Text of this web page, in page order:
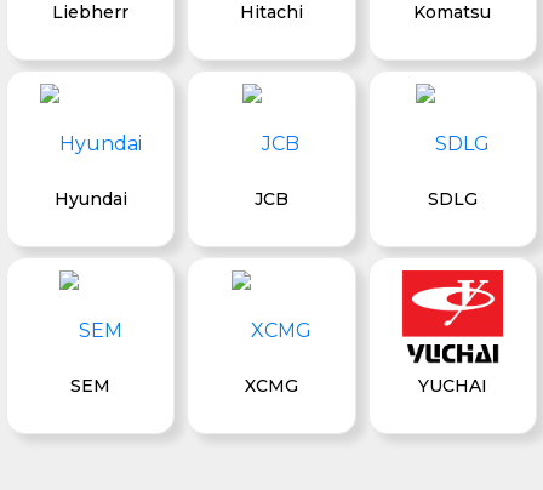
Liebherr Hitachi Komatsu
Hyundai JCB SDLG
SEM XCMG YUCHAI